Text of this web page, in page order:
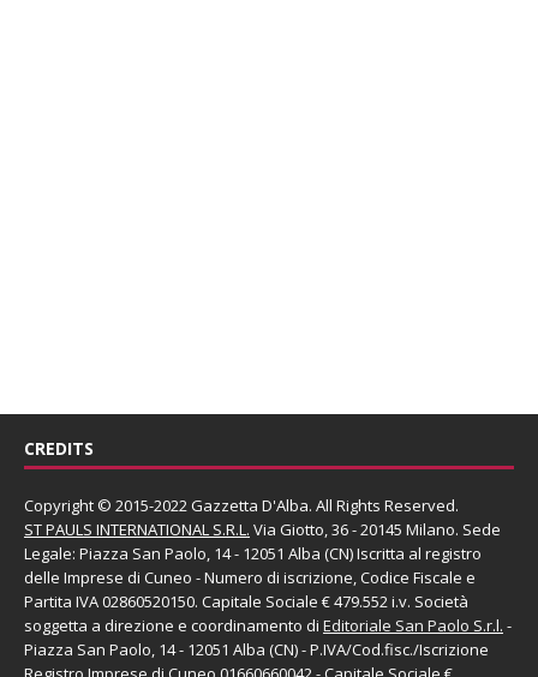
CREDITS
Copyright © 2015-2022 Gazzetta D'Alba. All Rights Reserved.
ST PAULS INTERNATIONAL S.R.L. Via Giotto, 36 - 20145 Milano. Sede
Legale: Piazza San Paolo, 14 - 12051 Alba (CN) Iscritta al registro
delle Imprese di Cuneo - Numero di iscrizione, Codice Fiscale e
Partita IVA 02860520150. Capitale Sociale € 479.552 i.v. Società
soggetta a direzione e coordinamento di Editoriale San Paolo S.r.l. -
Piazza San Paolo, 14 - 12051 Alba (CN) - P.IVA/Cod.fisc./Iscrizione